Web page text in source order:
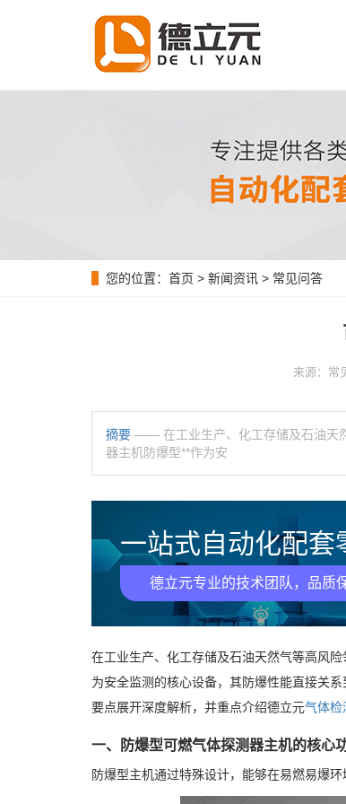
您的位置： 首页 > 新闻资讯 > 常见问答
来源：
摘要 —— 在工业生产、化工存储及石油天
器主机防爆型**作为安
一站式自动化配套
德立元专业的技术团队，品质
在工业生产、化工存储及石油天然气等高风
为安全监测的核心设备，其防爆性能直接关
要点展开深度解析，并重点介绍德立元气体检
一、防爆型可燃气体探测器主机的核心
防爆型主机通过特殊设计，能够在易燃易爆